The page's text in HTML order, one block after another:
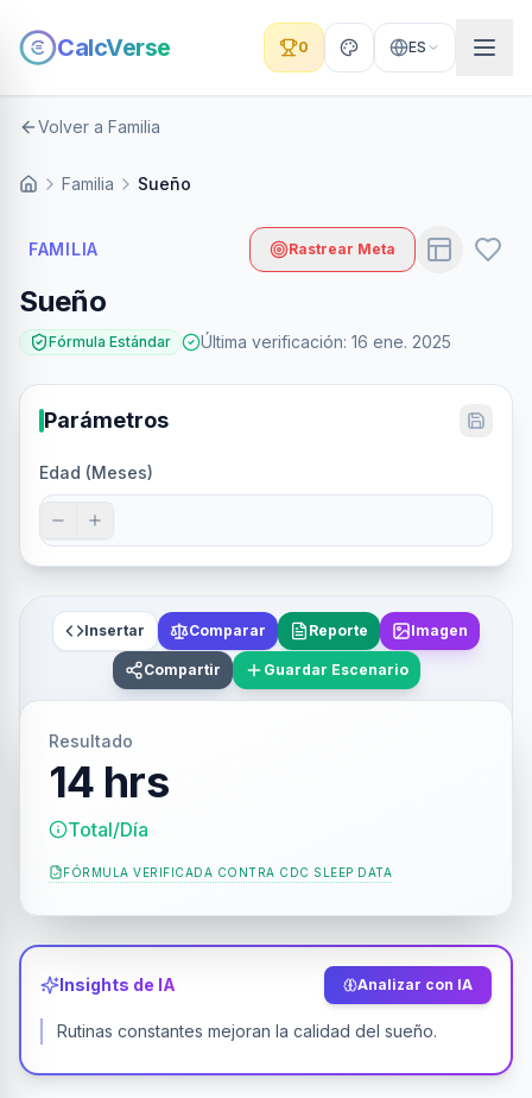
CalcVerse 0 ES
Volver a Familia
Familia Sueño
FAMILIA Rastrear Meta
Sueño
Fórmula Estándar Última verificación: 16 ene. 2025
Parámetros
Edad (Meses)
Insertar Comparar Reporte Imagen
Compartir Guardar Escenario
Resultado
14 hrs
Total/Día
FÓRMULA VERIFICADA CONTRA CDC SLEEP DATA
Insights de IA Analizar con IA
Rutinas constantes mejoran la calidad del sueño.